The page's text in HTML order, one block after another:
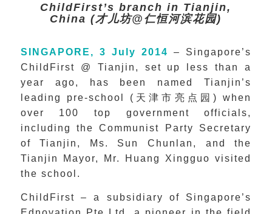
ChildFirst’s branch in Tianjin,
China (才儿坊@仁恒河滨花园)
SINGAPORE, 3 July 2014
– Singapore’s
ChildFirst @ Tianjin, set up less than a
year ago, has been named Tianjin’s
leading pre-school (天津市亮点园) when
over 100 top government officials,
including the Communist Party Secretary
of Tianjin, Ms. Sun Chunlan, and the
Tianjin Mayor, Mr. Huang Xingguo visited
the school.
ChildFirst – a subsidiary of Singapore’s